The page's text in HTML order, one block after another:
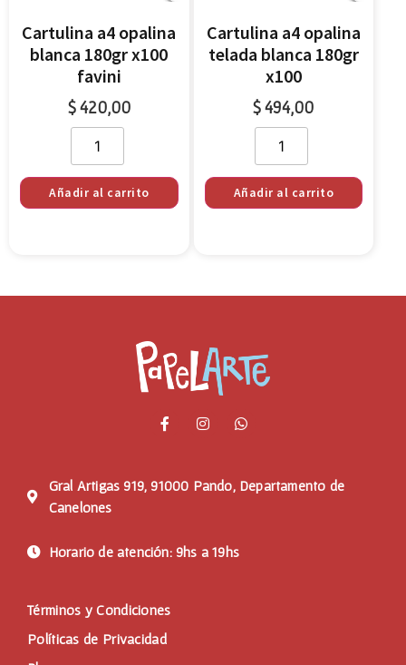
Cartulina a4 opalina
blanca 180gr x100
favini
$420,00
Añadir al carrito
Cartulina a4 opalina
telada blanca 180gr
x100
$494,00
Añadir al carrito
Gral Artigas 919, 91000 Pando, Departamento de
Canelones
Horario de atención: 9hs a 19hs
Términos y Condiciones
Políticas de Privacidad